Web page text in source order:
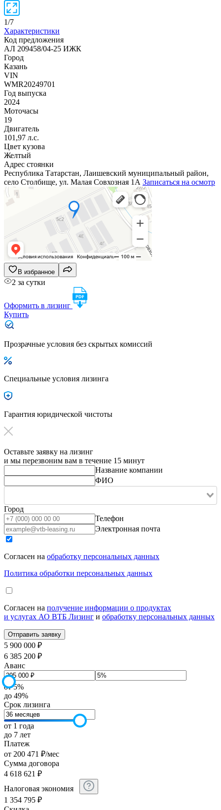
1/7
Характеристики
Код предложения
АЛ 209458/04-25 ИЖК
Город
Казань
VIN
WMR20249701
Год выпуска
2024
Моточасы
19
Двигатель
101,97 л.с.
Цвет кузова
Желтый
Адрес стоянки
Республика Татарстан, Лаишевский муниципальный район,
село Столбище, ул. Малая Совхозная 1А Записаться на осмотр
В избранное
2 за сутки
Оформить в лизинг
Купить
Прозрачные условия без скрытых комиссий
Специальные условия лизинга
Гарантия юридической чистоты
Оставьте заявку на лизинг
и мы перезвоним вам в течение 15 минут
Название компании
ФИО
Город
Телефон
Электронная почта
Согласен на обработку персональных данных
Политика обработки персональных данных
Согласен на получение информации о продуктах
и услугах АО ВТБ Лизинг и обработку персональных данных
5 900 000 ₽
6 385 200 ₽
Аванс
от 5%
до 49%
Срок лизинга
от 1 года
до 7 лет
Платеж
от 200 471 ₽/мес
Сумма договора
4 618 621 ₽
Налоговая экономия
1 354 795 ₽